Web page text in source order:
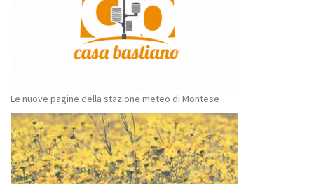
Le nuove pagine della stazione meteo di Montese